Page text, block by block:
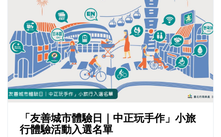
「友善城市體驗日｜中正玩手作」小旅
行體驗活動入選名單